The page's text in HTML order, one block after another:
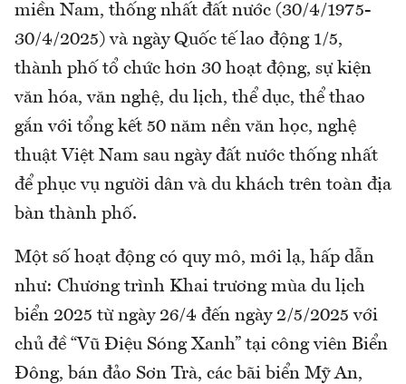
miền Nam, thống nhất đất nước (30/4/1975-
30/4/2025) và ngày Quốc tế lao động 1/5,
thành phố tổ chức hơn 30 hoạt động, sự kiện
văn hóa, văn nghệ, du lịch, thể dục, thể thao
gắn với tổng kết 50 năm nền văn học, nghệ
thuật Việt Nam sau ngày đất nước thống nhất
để phục vụ người dân và du khách trên toàn địa
bàn thành phố.
Một số hoạt động có quy mô, mới lạ, hấp dẫn
như: Chương trình Khai trương mùa du lịch
biển 2025 từ ngày 26/4 đến ngày 2/5/2025 với
chủ đề “Vũ Điệu Sóng Xanh” tại công viên Biển
Đông, bán đảo Sơn Trà, các bãi biển Mỹ An,